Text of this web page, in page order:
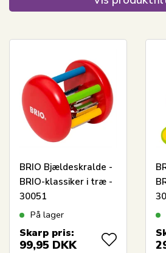
BRIO Bjældeskralde -
BRIO-klassiker i træ -
30051
På lager
Skarp pris:
99,95 DKK